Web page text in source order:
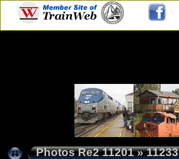
Photos Re2 11201»11233